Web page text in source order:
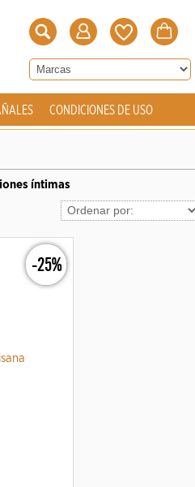
CONDICIONES DE USO
íntimas
-25%